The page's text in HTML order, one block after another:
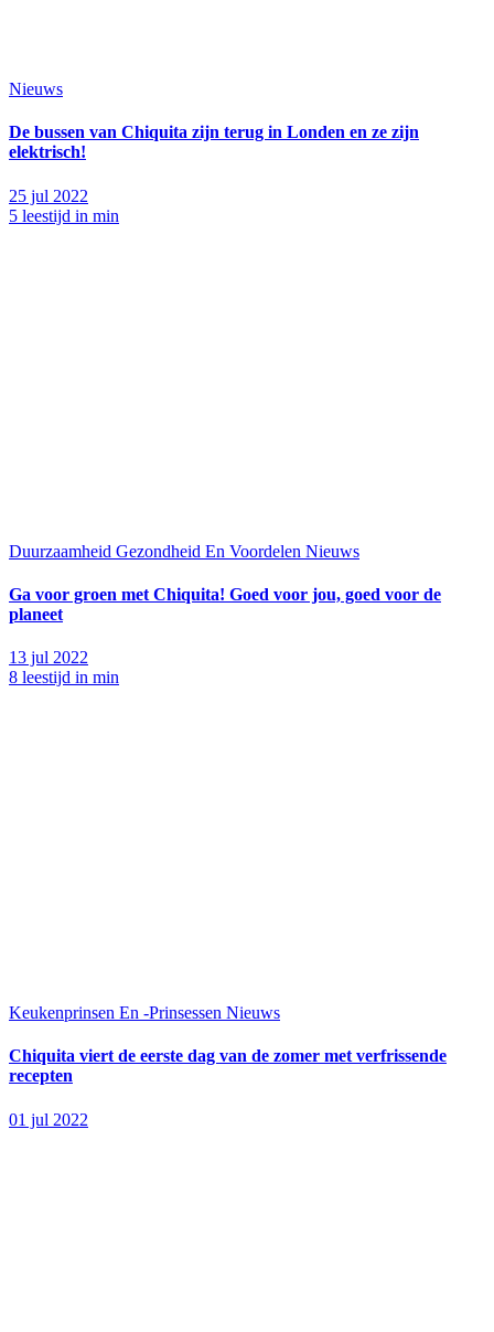
Nieuws
De bussen van Chiquita zijn terug in Londen en ze zijn
elektrisch!
25 jul 2022
5 leestijd in min
Duurzaamheid Gezondheid En Voordelen Nieuws
Ga voor groen met Chiquita! Goed voor jou, goed voor de
planeet
13 jul 2022
8 leestijd in min
Keukenprinsen En -Prinsessen Nieuws
Chiquita viert de eerste dag van de zomer met verfrissende
recepten
01 jul 2022